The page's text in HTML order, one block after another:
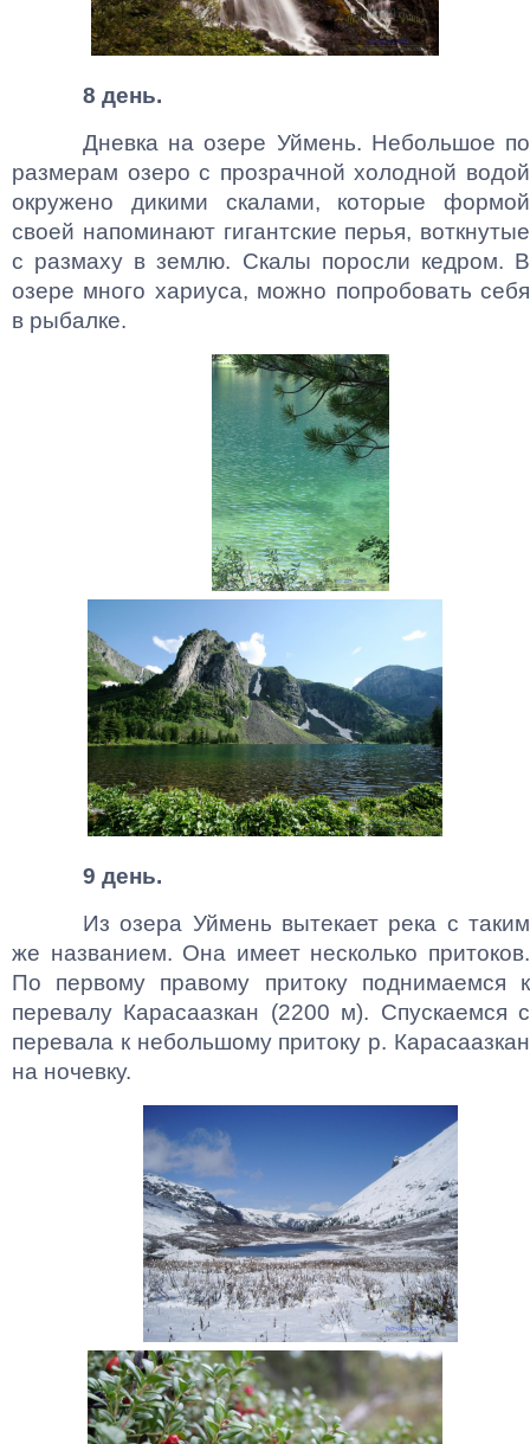
8 день.
Дневка на озере Уймень. Небольшое по
размерам озеро с прозрачной холодной водой
окружено дикими скалами, которые формой
своей напоминают гигантские перья, воткнутые
с размаху в землю. Скалы поросли кедром. В
озере много хариуса, можно попробовать себя
в рыбалке.
9 день.
Из озера Уймень вытекает река с таким
же названием. Она имеет несколько притоков.
По первому правому притоку поднимаемся к
перевалу Карасаазкан (2200 м). Спускаемся с
перевала к небольшому притоку р. Карасаазкан
на ночевку.